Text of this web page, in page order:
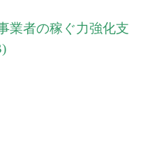
業者の稼ぐ力強化支